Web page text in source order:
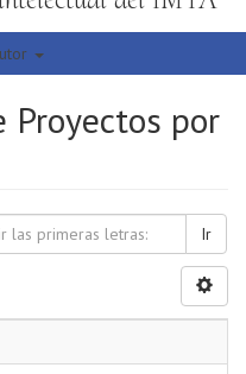
por
Ir